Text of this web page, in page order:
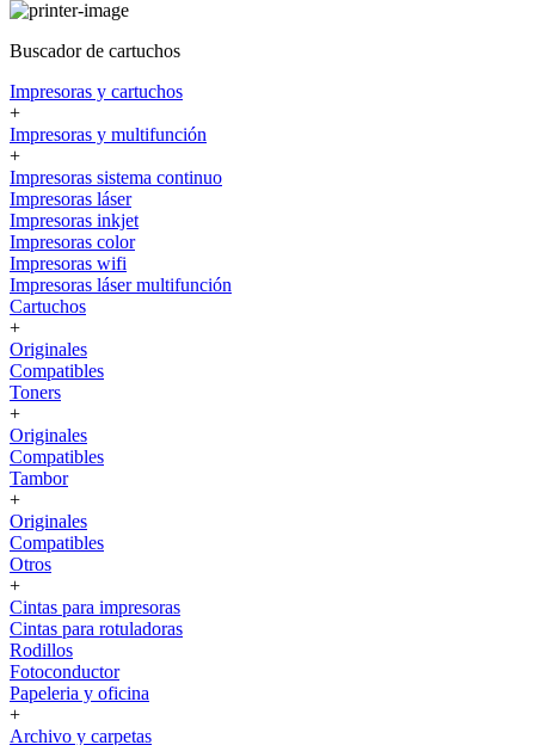
Buscador de cartuchos
Impresoras y cartuchos
+
Impresoras y multifunción
+
Impresoras sistema continuo
Impresoras láser
Impresoras inkjet
Impresoras color
Impresoras wifi
Impresoras láser multifunción
Cartuchos
+
Originales
Compatibles
Toners
+
Originales
Compatibles
Tambor
+
Originales
Compatibles
Otros
+
Cintas para impresoras
Cintas para rotuladoras
Rodillos
Fotoconductor
Papeleria y oficina
+
Archivo y carpetas